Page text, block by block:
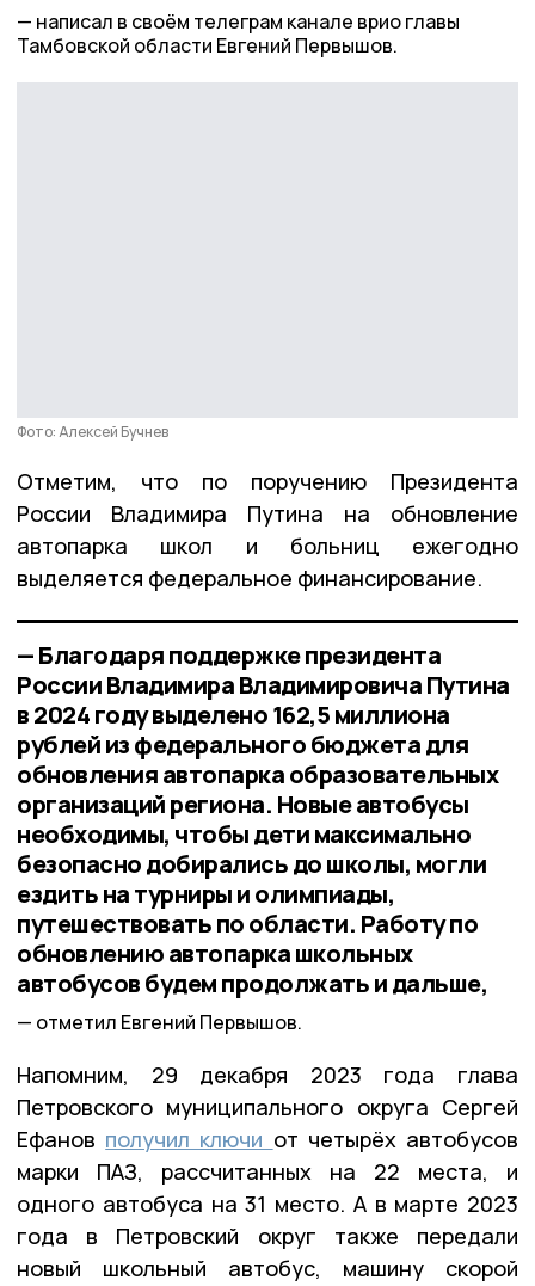
написал в своём телеграм канале врио главы
Тамбовской области Евгений Первышов.
Фото: Алексей Бучнев
Отметим, что по поручению Президента
России Владимира Путина на обновление
автопарка школ и больниц ежегодно
выделяется федеральное финансирование.
— Благодаря поддержке президента
России Владимира Владимировича Путина
в 2024 году выделено 162,5 миллиона
рублей из федерального бюджета для
обновления автопарка образовательных
организаций региона. Новые автобусы
необходимы, чтобы дети максимально
безопасно добирались до школы, могли
ездить на турниры и олимпиады,
путешествовать по области. Работу по
обновлению автопарка школьных
автобусов будем продолжать и дальше,
отметил Евгений Первышов.
Напомним, 29 декабря 2023 года глава
Петровского муниципального округа Сергей
Ефанов получил ключи от четырёх автобусов
марки ПАЗ, рассчитанных на 22 места, и
одного автобуса на 31 место. А в марте 2023
года в Петровский округ также передали
новый школьный автобус, машину скорой